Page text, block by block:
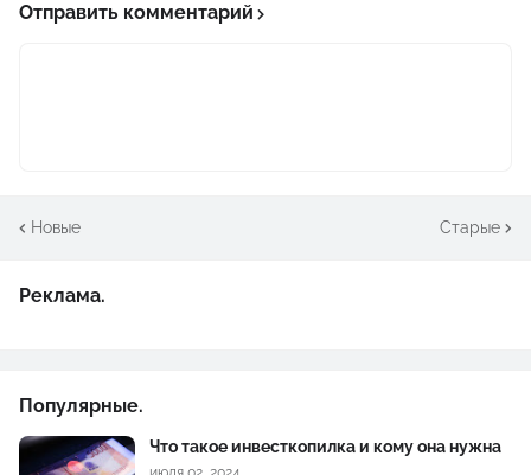
Отправить комментарий
Новые Старые
Реклама.
Популярные.
Что такое инвесткопилка и кому она нужна